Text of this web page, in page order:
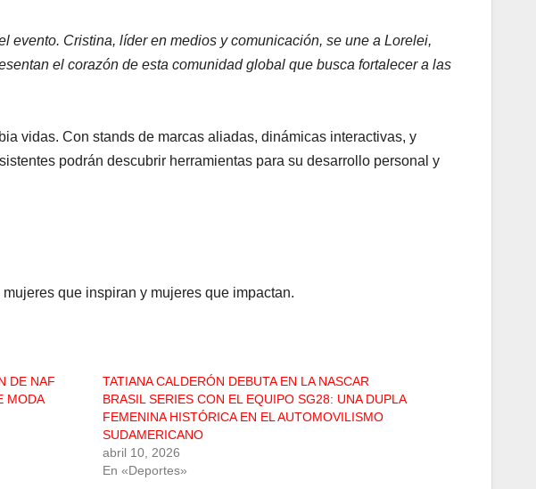
evento. Cristina, líder en medios y comunicación, se une a Lorelei,
el corazón de esta comunidad global que busca fortalecer a las
vidas. Con stands de marcas aliadas, dinámicas interactivas, y
podrán descubrir herramientas para su desarrollo personal y
que inspiran y mujeres que impactan.
DE NAF
MODA
TATIANA CALDERÓN DEBUTA EN LA NASCAR
BRASIL SERIES CON EL EQUIPO SG28: UNA DUPLA
FEMENINA HISTÓRICA EN EL AUTOMOVILISMO
SUDAMERICANO
abril 10, 2026
En «Deportes»